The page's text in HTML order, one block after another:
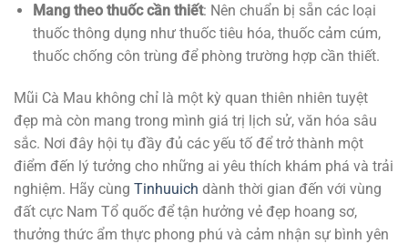
Mang theo thuốc cần thiết: Nên chuẩn bị sẵn các loại
thuốc thông dụng như thuốc tiêu hóa, thuốc cảm cúm,
thuốc chống côn trùng để phòng trường hợp cần thiết.
Mũi Cà Mau không chỉ là một kỳ quan thiên nhiên tuyệt
đẹp mà còn mang trong mình giá trị lịch sử, văn hóa sâu
sắc. Nơi đây hội tụ đầy đủ các yếu tố để trở thành một
điểm đến lý tưởng cho những ai yêu thích khám phá và trải
nghiệm. Hãy cùng Tinhuuich dành thời gian đến với vùng
đất cực Nam Tổ quốc để tận hưởng vẻ đẹp hoang sơ,
thưởng thức ẩm thực phong phú và cảm nhận sự bình yên